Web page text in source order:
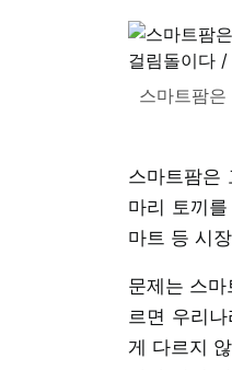
스마트팜
스마트팜은
마리 토끼
마트 등 시
문제는 스
르면 우리
게 다르지